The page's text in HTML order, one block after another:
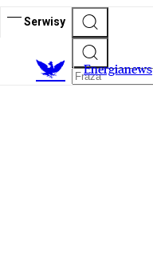
Serwisy
Energianews